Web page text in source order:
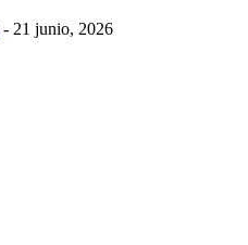
- 21 junio, 2026